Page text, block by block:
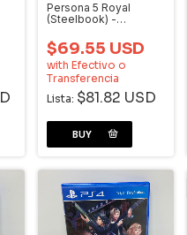
Persona 5 Royal
(Steelbook) -
$69.55 USD
with Efectivo o
Transferencia
Lista: $81.82 USD